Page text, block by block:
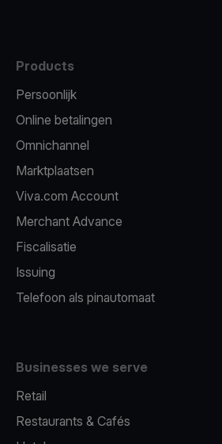
Products
Persoonlijk
Online betalingen
Omnichannel
Marktplaatsen
Viva.com Account
Merchant Advance
Fiscalisatie
Issuing
Telefoon als pinautomaat
Businesses we serve
Retail
Restaurants & Cafés